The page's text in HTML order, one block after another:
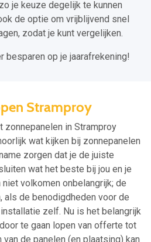
je keuze degelijk te kunnen
de optie om vrijblijvend snel
zodat je kunt vergelijken.
besparen op je jaarafrekening!
Stramproy
zonnepanelen in Stramproy
wat kijken bij zonnepanelen
zorgen dat je de juiste
wat het beste bij jou en je
volkomen onbelangrijk; de
als de benodigdheden voor de
zelf. Nu is het belangrijk
te gaan lopen van offerte tot
de panelen (en plaatsing) kan